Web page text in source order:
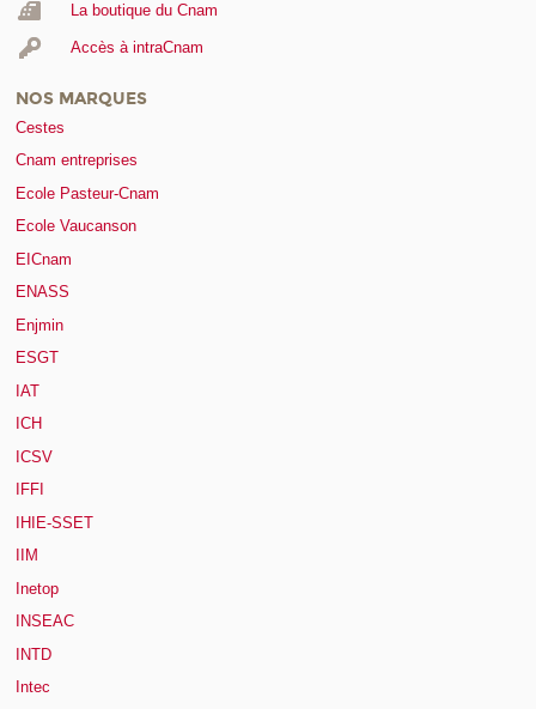
La boutique du Cnam
Accès à intraCnam
NOS MARQUES
Cestes
Cnam entreprises
Ecole Pasteur-Cnam
Ecole Vaucanson
EICnam
ENASS
Enjmin
ESGT
IAT
ICH
ICSV
IFFI
IHIE-SSET
IIM
Inetop
INSEAC
INTD
Intec